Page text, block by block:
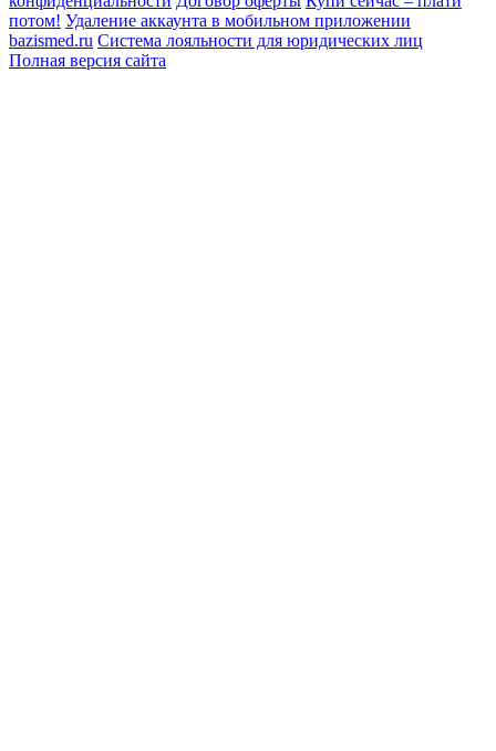
потом! Удаление аккаунта в мобильном приложении
bazismed.ru Система лояльности для юридических лиц
Полная версия сайта